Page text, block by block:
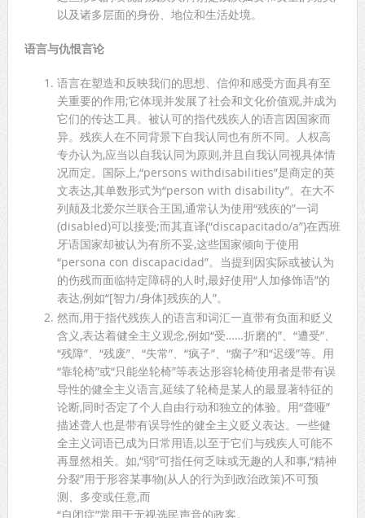
以及诸多层面的身份、地位和生活处境。
语言与仇恨言论
语言在塑造和反映我们的思想、信仰和感受方面具有至
关重要的作用;它体现并发展了社会和文化价值观,并成为
它们的传达工具。被认可的指代残疾人的语言因国家而
异。残疾人在不同背景下自我认同也有所不同。人权高
专办认为,应当以自我认同为原则,并且自我认同视具体情
况而定。国际上,“persons withdisabilities”是商定的英
文表达,其单数形式为“person with disability”。在大不
列颠及北爱尔兰联合王国,通常认为使用“残疾的”一词
(disabled)可以接受;而其直译(“discapacitado/a”)在西班
牙语国家却被认为有所不妥,这些国家倾向于使用
“persona con discapacidad”。当提到因实际或被认为
的伤残而面临特定障碍的人时,最好使用“人加修饰语”的
表达,例如“[智力/身体]残疾的人”。
然而,用于指代残疾人的语言和词汇一直带有负面和贬义
含义,表达着健全主义观念,例如“受……折磨的”、“遭受”、
“残障”、“残废”、“失常”、“疯子”、“瘸子”和“迟缓”等。用
“靠轮椅”或“只能坐轮椅”等表达形容轮椅使用者是带有误
导性的健全主义语言,延续了轮椅是某人的最显著特征的
论断,同时否定了个人自由行动和独立的体验。用“聋哑”
描述聋人也是带有误导性的健全主义贬义表达。一些健
全主义词语已成为日常用语,以至于它们与残疾人可能不
再显然相关。如,“弱”可指任何乏味或无趣的人和事,“精神
分裂”用于形容某事物(从人的行为到政治政策)不可预
测、多变或任意,而
“自闭症”常用于无视选民声音的政客。